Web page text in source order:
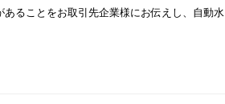
ることをお取引先企業様にお伝えし、自動水